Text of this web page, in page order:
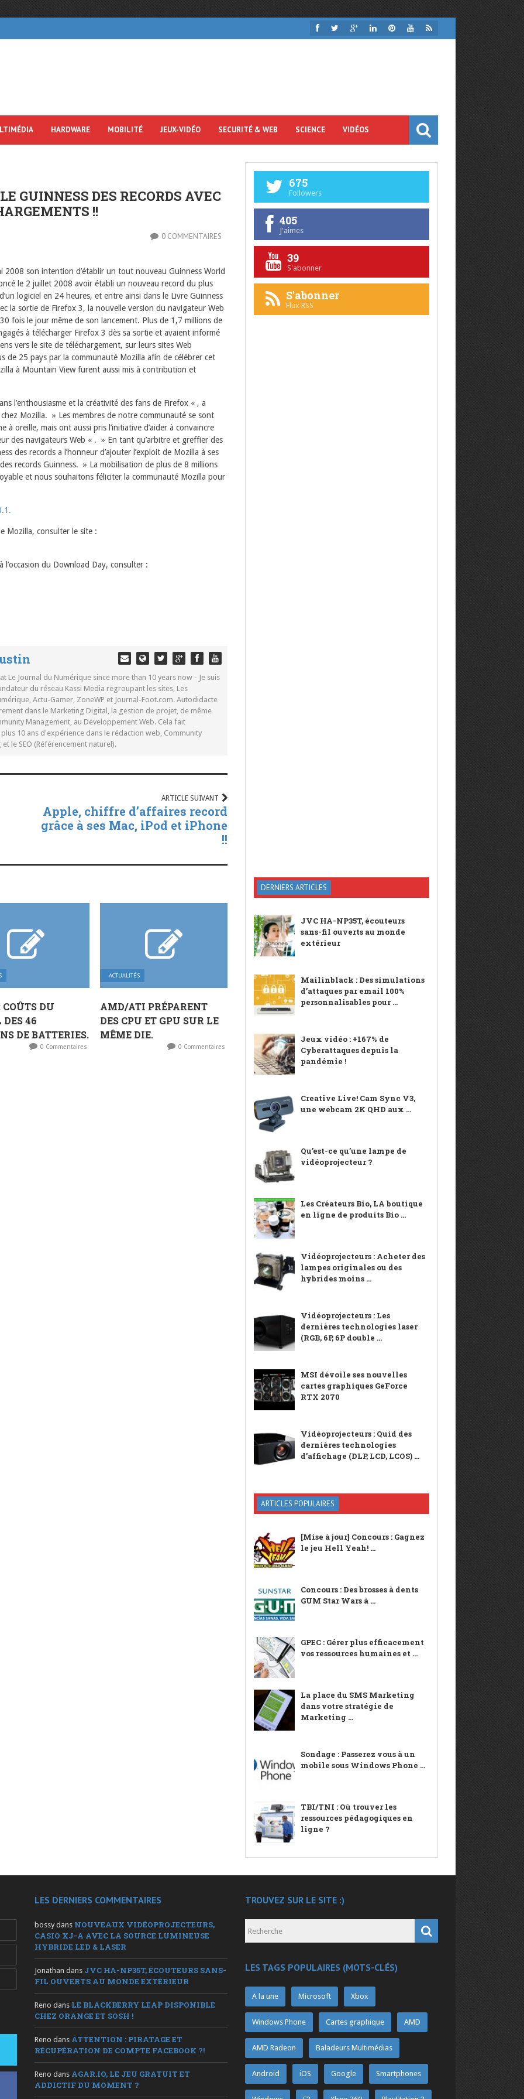
HARDWARE MOBILITÉ JEUX-VIDÉO SECURITÉ & WEB SCIENCE VIDÉOS
GUINNESS DES RECORDS AVEC
!!
0 COMMENTAIRES
2008 son intention d’établir un tout nouveau Guinness World
le 2 juillet 2008 avoir établi un nouveau record du plus
logiciel en 24 heures, et entre ainsi dans le Livre Guinness
la sortie de Firefox 3, la nouvelle version du navigateur Web
fois le jour même de son lancement. Plus de 1,7 millions de
à télécharger Firefox 3 dès sa sortie et avaient informé
vers le site de téléchargement, sur leurs sites Web
de 25 pays par la communauté Mozilla afin de célébrer cet
à Mountain View furent aussi mis à contribution et
l’enthousiasme et la créativité des fans de Firefox « , a
Mozilla. » Les membres de notre communauté se sont
oreille, mais ont aussi pris l’initiative d’aider à convaincre
des navigateurs Web « . » En tant qu’arbitre et greffier des
des records a l’honneur d’ajouter l’exploit de Mozilla à ses
records Guinness. » La mobilisation de plus de 8 millions
et nous souhaitons féliciter la communauté Mozilla pour
Mozilla, consulter le site :
l’occasion du Download Day, consulter :
Le Journal du Numérique since more than 10 years now - Je suis
du réseau Kassi Media regroupant les sites, Les
Actu-Gamer, ZoneWP et Journal-Foot.com. Autodidacte
dans le Marketing Digital, la gestion de projet, de même
Management, au Developpement Web. Cela fait
10 ans d'expérience dans le rédaction web, Community
le SEO (Référencement naturel).
ARTICLE SUIVANT
Apple, chiffre d’affaires record
grâce à ses Mac, iPod et iPhone
!!
DU
DES 46
DE BATTERIES.
0 Commentaires
ACTUALITÉS
AMD/ATI PRÉPARENT
DES CPU ET GPU SUR LE
MÊME DIE.
0 Commentaires
675
Followers
405
J'aimes
39
S'abonner
S'abonner
Flux RSS
DERNIERS ARTICLES
JVC HA-NP35T, écouteurs
sans-fil ouverts au monde
extérieur
Mailinblack : Des simulations
d’attaques par email 100%
personnalisables pour ...
Jeux vidéo : +167% de
Cyberattaques depuis la
pandémie !
Creative Live! Cam Sync V3,
une webcam 2K QHD aux ...
Qu’est-ce qu’une lampe de
vidéoprojecteur ?
Les Créateurs Bio, LA boutique
en ligne de produits Bio ...
Vidéoprojecteurs : Acheter des
lampes originales ou des
hybrides moins ...
Vidéoprojecteurs : Les
dernières technologies laser
(RGB, 6P, 6P double ...
MSI dévoile ses nouvelles
cartes graphiques GeForce
RTX 2070
Vidéoprojecteurs : Quid des
dernières technologies
d’affichage (DLP, LCD, LCOS) ...
ARTICLES POPULAIRES
[Mise à jour] Concours : Gagnez
le jeu Hell Yeah! ...
Concours : Des brosses à dents
GUM Star Wars à ...
GPEC : Gérer plus efficacement
vos ressources humaines et ...
La place du SMS Marketing
dans votre stratégie de
Marketing ...
Sondage : Passerez vous à un
mobile sous Windows Phone ...
TBI/TNI : Où trouver les
ressources pédagogiques en
ligne ?
LES DERNIERS COMMENTAIRES
bossy dans NOUVEAUX VIDÉOPROJECTEURS,
CASIO XJ-A AVEC LA SOURCE LUMINEUSE
HYBRIDE LED & LASER
Jonathan dans JVC HA-NP35T, ÉCOUTEURS SANS-
FIL OUVERTS AU MONDE EXTÉRIEUR
Reno dans LE BLACKBERRY LEAP DISPONIBLE
CHEZ ORANGE ET SOSH !
Reno dans ATTENTION : PIRATAGE ET
RÉCUPÉRATION DE COMPTE FACEBOOK ?!
Reno dans AGAR.IO, LE JEU GRATUIT ET
ADDICTIF DU MOMENT ?
TROUVEZ SUR LE SITE :)
LES TAGS POPULAIRES (MOTS-CLÉS)
A la une Microsoft Xbox
Windows Phone Cartes graphique AMD
AMD Radeon Baladeurs Multimédias
Android iOS Google Smartphones